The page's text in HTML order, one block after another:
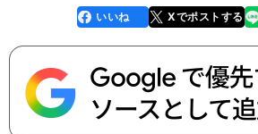
faceboo
k
いいね Xでポストする
line